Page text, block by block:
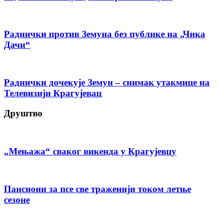
Раднички против Земуна без публике на „Чика
Дачи“
Раднички дочекује Земун – снимак утакмице на
Телевизији Крагујевац
Друштво
„Мењажа“ сваког викенда у Крагујевцу
Пансиони за псе све траженији током летње
сезоне